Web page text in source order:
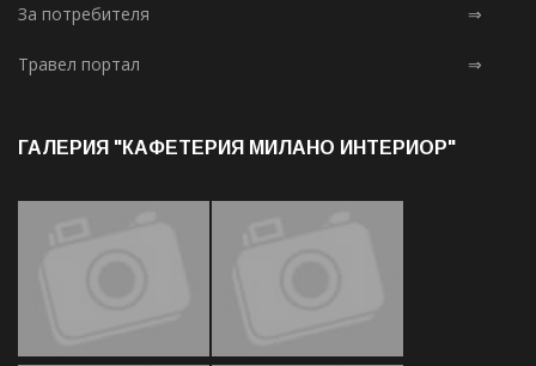
За потребителя ⇒
Травел портал ⇒
ГАЛЕРИЯ "КАФЕТЕРИЯ МИЛАНО ИНТЕРИОР"